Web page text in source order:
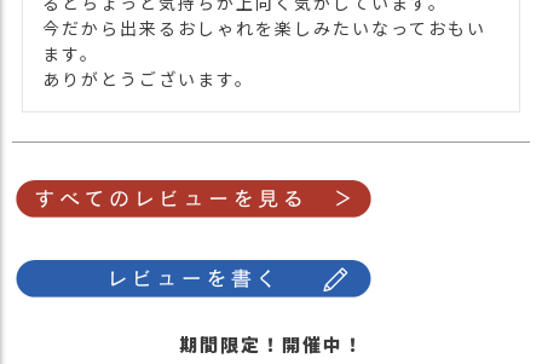
今だから出来るおしゃれを楽しみたいなっておもい
ます。
ありがとうございます。
期間限定！開催中！